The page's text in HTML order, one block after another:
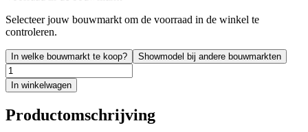
Selecteer jouw bouwmarkt om de voorraad in de winkel te
controleren.
In welke bouwmarkt te koop? Showmodel bij andere bouwmarkten
In winkelwagen
Productomschrijving